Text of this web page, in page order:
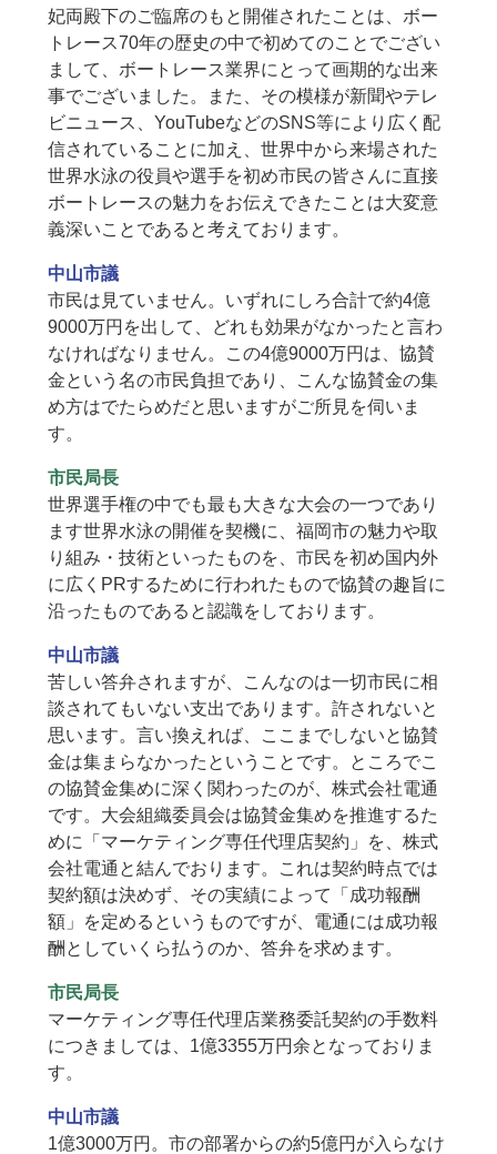
妃両殿下のご臨席のもと開催されたことは、ボー
トレース70年の歴史の中で初めてのことでござい
まして、ボートレース業界にとって画期的な出来
事でございました。また、その模様が新聞やテレ
ビニュース、YouTubeなどのSNS等により広く配
信されていることに加え、世界中から来場された
世界水泳の役員や選手を初め市民の皆さんに直接
ボートレースの魅力をお伝えできたことは大変意
義深いことであると考えております。
中山市議
市民は見ていません。いずれにしろ合計で約4億
9000万円を出して、どれも効果がなかったと言わ
なければなりません。この4億9000万円は、協賛
金という名の市民負担であり、こんな協賛金の集
め方はでたらめだと思いますがご所見を伺いま
す。
市民局長
世界選手権の中でも最も大きな大会の一つであり
ます世界水泳の開催を契機に、福岡市の魅力や取
り組み・技術といったものを、市民を初め国内外
に広くPRするために行われたもので協賛の趣旨に
沿ったものであると認識をしております。
中山市議
苦しい答弁されますが、こんなのは一切市民に相
談されてもいない支出であります。許されないと
思います。言い換えれば、ここまでしないと協賛
金は集まらなかったということです。ところでこ
の協賛金集めに深く関わったのが、株式会社電通
です。大会組織委員会は協賛金集めを推進するた
めに「マーケティング専任代理店契約」を、株式
会社電通と結んでおります。これは契約時点では
契約額は決めず、その実績によって「成功報酬
額」を定めるというものですが、電通には成功報
酬としていくら払うのか、答弁を求めます。
市民局長
マーケティング専任代理店業務委託契約の手数料
につきましては、1億3355万円余となっておりま
す。
中山市議
1億3000万円。市の部署からの約5億円が入らなけ